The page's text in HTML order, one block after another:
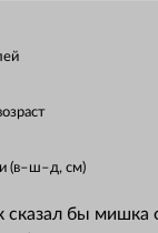
(в–ш–д, см)
бы мишка